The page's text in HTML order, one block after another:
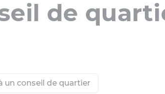
de
un conseil de quartier